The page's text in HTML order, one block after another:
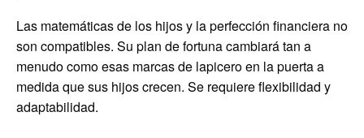
Las matemáticas de los hijos y la perfección financiera no
son compatibles. Su plan de fortuna cambiará tan a
menudo como esas marcas de lapicero en la puerta a
medida que sus hijos crecen. Se requiere flexibilidad y
adaptabilidad.